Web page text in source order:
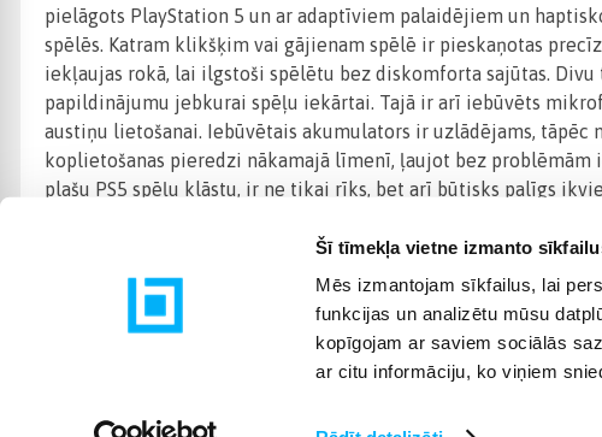
Šī tīmekļa vietne izmanto
Mēs izmantojam sīkfailus, lai
funkcijas un analizētu mūsu
kopīgojam ar saviem sociālās
ar citu informāciju, ko viņiem
pielāgots PlayStation 5 un ar adaptīviem palaidējiem un
spēlēs. Katram klikšķim vai gājienam spēlē ir pieskaņotas
iekļaujas rokā, lai ilgstoši spēlētu bez diskomforta sajūtas.
papildinājumu jebkurai spēļu iekārtai. Tajā ir arī iebūvēts
austiņu lietošanai. Iebūvētais akumulators ir uzlādējams, tāpēc
koplietošanas pieredzi nākamajā līmenī, ļaujot bez problēmām
plašu PS5 spēļu klāstu, ir ne tikai rīks, bet arī būtisks palīgs